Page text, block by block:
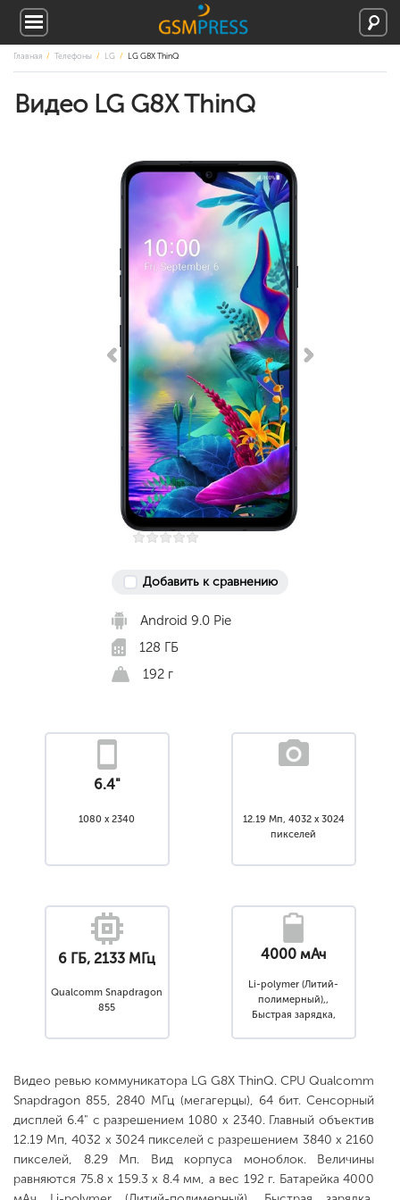
Главная Телефоны LG LG G8X ThinQ
Видео LG G8X ThinQ
Добавить к сравнению
Android 9.0 Pie
128 ГБ
192 г
6.4"
1080 x 2340
12.19 Мп, 4032 x 3024
пикселей
6 ГБ, 2133 МГц
Qualcomm Snapdragon
855
4000 мАч
Li-polymer (Литий-
полимерный),,
Быстрая зарядка,
Видео ревью коммуникатора LG G8X ThinQ. CPU Qualcomm
Snapdragon 855, 2840 МГц (мегагерцы), 64 бит. Сенсорный
дисплей 6.4" с разрешением 1080 x 2340. Главный объектив
12.19 Мп, 4032 x 3024 пикселей с разрешением 3840 x 2160
пикселей, 8.29 Мп. Вид корпуса моноблок. Величины
равняются 75.8 x 159.3 x 8.4 мм, а вес 192 г. Батарейка 4000